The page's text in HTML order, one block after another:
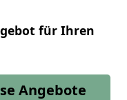
für Ihren
Angebote